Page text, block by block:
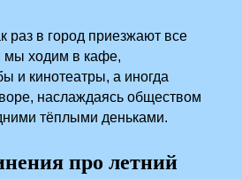
раз в город приезжают все
мы ходим в кафе,
и кинотеатры, а иногда
наслаждаясь обществом
тёплыми деньками.
про летний